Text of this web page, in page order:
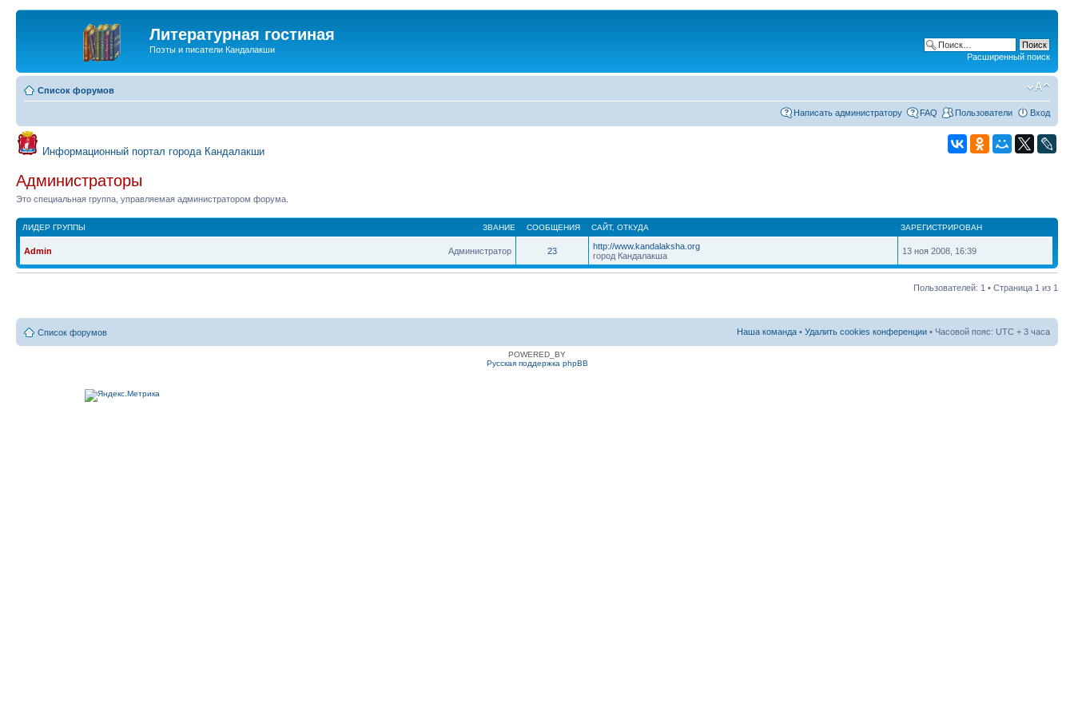
Литературная гостиная
Поэты и писатели Кандалакши
Расширенный поиск
Список форумов
Написать администратору FAQ Пользователи Вход
Информационный портал города Кандалакши
Администраторы
Это специальная группа, управляемая администратором форума.
ЗВАНИЕ
ЛИДЕР ГРУППЫ СООБЩЕНИЯ САЙТ, ОТКУДА ЗАРЕГИСТРИРОВАН
Администратор
Admin 23
http://www.kandalaksha.org
город Кандалакша
13 ноя 2008, 16:39
Пользователей: 1 • Страница 1 из 1
Список форумов Наша команда • Удалить cookies конференции • Часовой пояс: UTC + 3 часа
POWERED_BY
Русская поддержка phpBB